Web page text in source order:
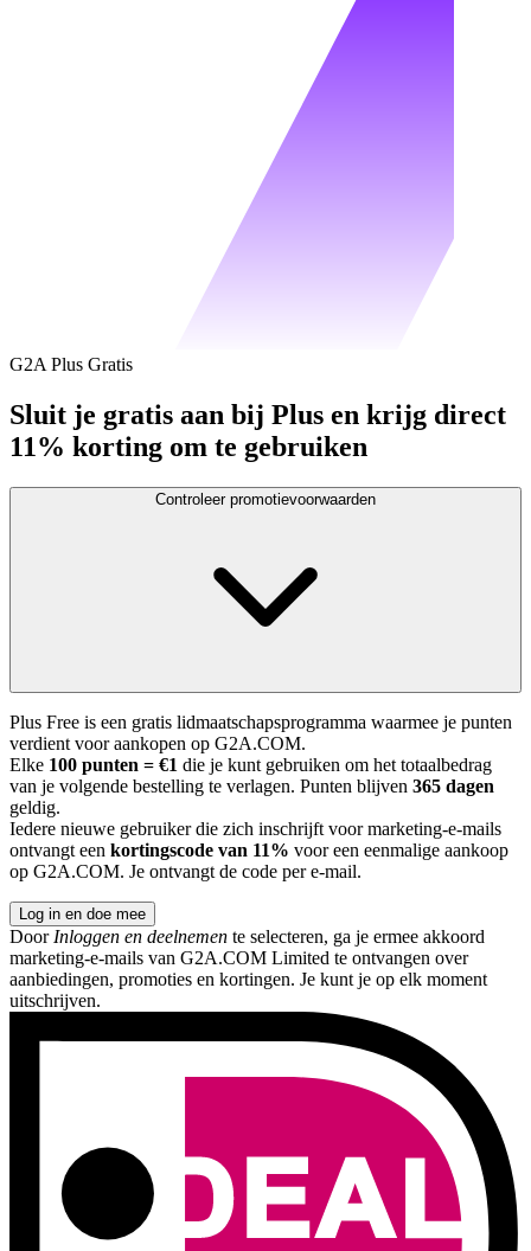
G2A Plus Gratis
Sluit je gratis aan bij Plus en krijg direct
11% korting om te gebruiken
Controleer promotievoorwaarden
Plus Free is een gratis lidmaatschapsprogramma waarmee je punten
verdient voor aankopen op G2A.COM.
Elke 100 punten = €1 die je kunt gebruiken om het totaalbedrag
van je volgende bestelling te verlagen. Punten blijven 365 dagen
geldig.
Iedere nieuwe gebruiker die zich inschrijft voor marketing-e-mails
ontvangt een kortingscode van 11% voor een eenmalige aankoop
op G2A.COM. Je ontvangt de code per e-mail.
Log in en doe mee
Door Inloggen en deelnemen te selecteren, ga je ermee akkoord
marketing-e-mails van G2A.COM Limited te ontvangen over
aanbiedingen, promoties en kortingen. Je kunt je op elk moment
uitschrijven.